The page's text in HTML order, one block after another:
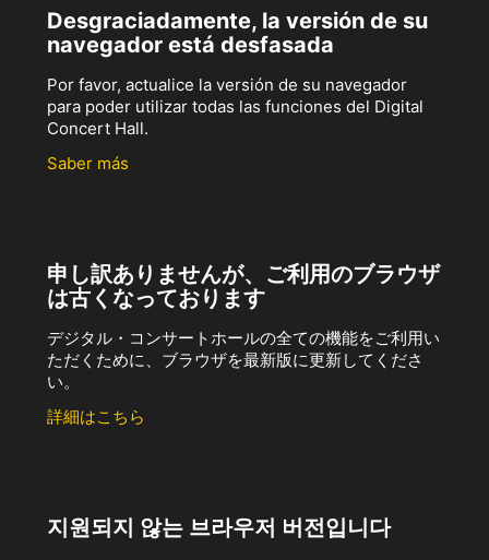
Desgraciadamente, la versión de su
navegador está desfasada
Por favor, actualice la versión de su navegador
para poder utilizar todas las funciones del Digital
Concert Hall.
Saber más
申し訳ありませんが、ご利用のブラウザ
は古くなっております
デジタル・コンサートホールの全ての機能をご利用い
ただくために、ブラウザを最新版に更新してくださ
い。
詳細はこちら
지원되지 않는 브라우저 버전입니다